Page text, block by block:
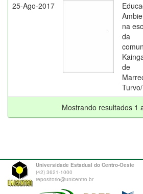
25-Ago-2017
na
da
de
Mostrando resultados 1
Universidade Estadual do Centro-Oeste
(42) 3621-1000
repositorio@unicentro.br